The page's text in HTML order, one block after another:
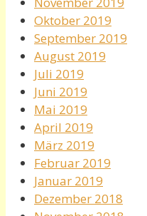
Oktober 2019
September 2019
August 2019
Juli 2019
Juni 2019
Mai 2019
April 2019
März 2019
Februar 2019
Januar 2019
Dezember 2018